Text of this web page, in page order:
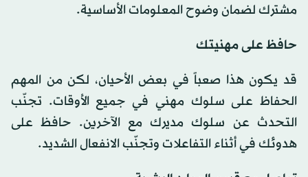
مشترك لضمان وضوح المعلومات الأساسية.
حافظ على مهنيتك
قد يكون هذا صعباً في بعض الأحيان، لكن من المهم
الحفاظ على سلوك مهني في جميع الأوقات. تجنّب
التحدث عن سلوك مديرك مع الآخرين. حافظ على
هدوئك في أثناء التفاعلات وتجنّب الانفعال الشديد.